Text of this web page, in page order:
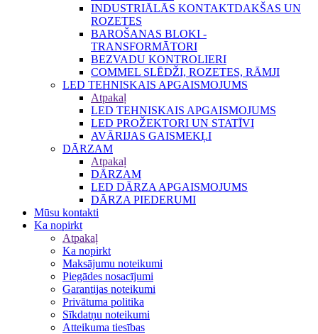
INDUSTRIĀLĀS KONTAKTDAKŠAS UN
ROZETES
BAROŠANAS BLOKI -
TRANSFORMĀTORI
BEZVADU KONTROLIERI
COMMEL SLĒDŽI, ROZETES, RĀMJI
LED TEHNISKAIS APGAISMOJUMS
Atpakaļ
LED TEHNISKAIS APGAISMOJUMS
LED PROŽEKTORI UN STATĪVI
AVĀRIJAS GAISMEKĻI
DĀRZAM
Atpakaļ
DĀRZAM
LED DĀRZA APGAISMOJUMS
DĀRZA PIEDERUMI
Mūsu kontakti
Ka nopirkt
Atpakaļ
Ka nopirkt
Maksājumu noteikumi
Piegādes nosacījumi
Garantijas noteikumi
Privātuma politika
Sīkdatņu noteikumi
Atteikuma tiesības